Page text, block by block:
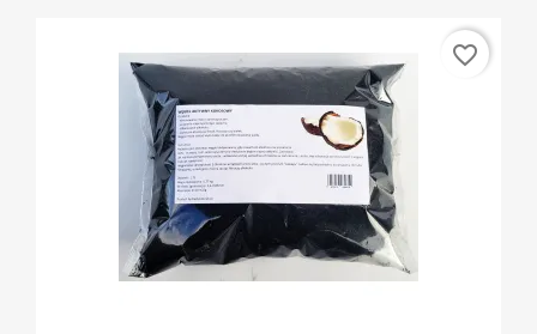
favorite_border